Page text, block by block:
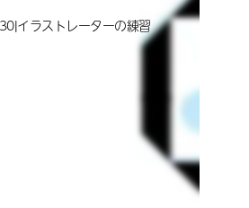
イラストレーターの練習